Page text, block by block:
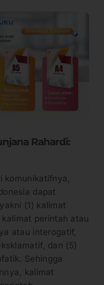
Rahardi:
komunikatifnya,
dapat
(1) kalimat
perintah atau
atau interogatif,
dan (5)
Sehingga
kalimat